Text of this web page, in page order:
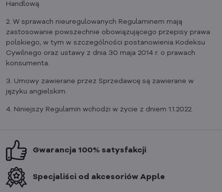
Handlową.
2. W sprawach nieuregulowanych Regulaminem mają
zastosowanie powszechnie obowiązującego przepisy prawa
polskiego, w tym w szczególności postanowienia Kodeksu
Cywilnego oraz ustawy z dnia 30 maja 2014 r. o prawach
konsumenta.
3. Umowy zawierane przez Sprzedawcę są zawierane w
języku angielskim.
4. Niniejszy Regulamin wchodzi w życie z dniem 1.1.2022.
Gwarancja 100% satysfakcji
Specjaliści od akcesoriów Apple